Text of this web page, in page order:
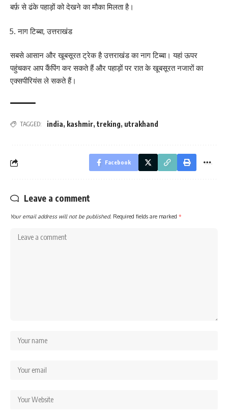
बर्फ़ से ढंके पहाड़ों को देखने का मौका मिलता है।
नाग टिब्बा, उत्तराखंड
सबसे आसान और खूबसूरत ट्रेक है उत्तराखंड का नाग टिब्बा। यहां ऊपर
पहुंचकर आप कैंपिंग कर सकते हैं और पहाड़ों पर रात के खूबसूरत नजारों का
एक्सपीरियंस ले सकते हैं।
TAGGED: india, kashmir, treking, utrakhand
Facebook
Leave a comment
Your email address will not be published. Required fields are marked *